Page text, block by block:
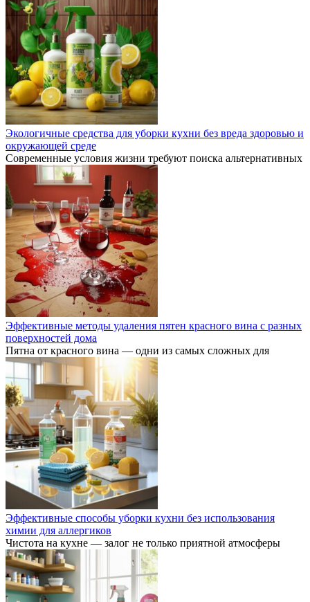
Экологичные средства для уборки кухни без вреда здоровью и
окружающей среде
Современные условия жизни требуют поиска альтернативных
Эффективные методы удаления пятен красного вина с разных
поверхностей дома
Пятна от красного вина — одни из самых сложных для
Эффективные способы уборки кухни без использования
химии для аллергиков
Чистота на кухне — залог не только приятной атмосферы